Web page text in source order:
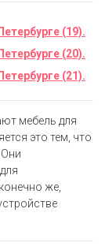
мебель для
это тем, что
же,